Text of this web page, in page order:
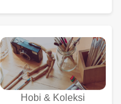
Hobi & Koleksi